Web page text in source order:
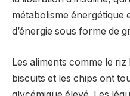
métabolisme énergétique
d’énergie sous forme de
Les aliments comme le
biscuits et les chips ont